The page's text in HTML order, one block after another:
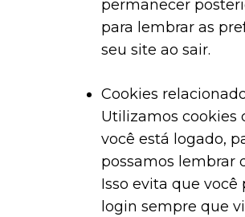
permanecer
para lembrar as
seu site ao sair.
Cookies
Utilizamos cookies
você está logado,
possamos lembrar
Isso evita que você
login sempre que